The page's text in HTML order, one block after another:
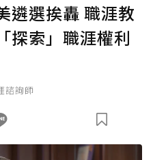
遴選挨轟 職涯教
探索」職涯權利
諮詢師